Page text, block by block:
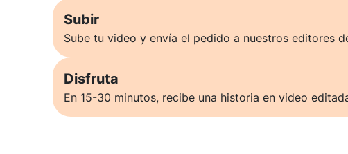
Subir
Sube tu video y envía el pedido a nuestros editores
Disfruta
En 15-30 minutos, recibe una historia en video